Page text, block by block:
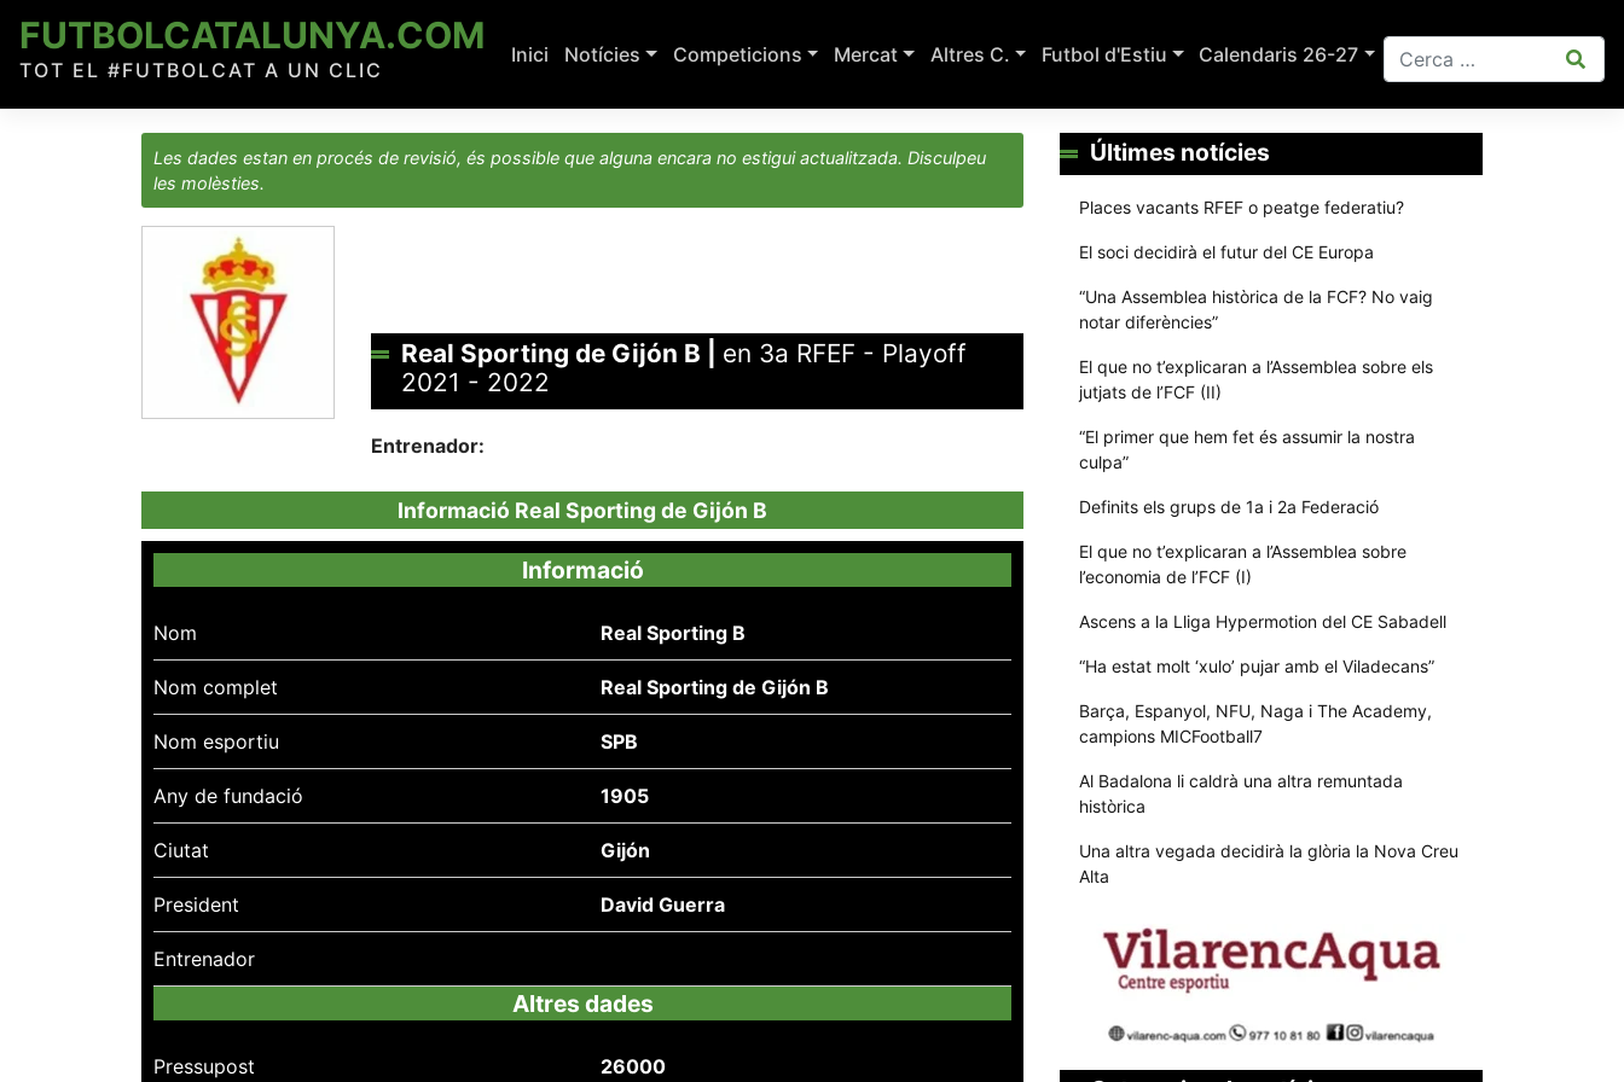
content
FUTBOLCATALUNYA.COM
TOT EL #FUTBOLCAT A UN CLIC
Inici Notícies Competicions Mercat Altres C. Futbol d'Estiu Calendaris 26-27
Les dades estan en procés de revisió, és possible que alguna encara no estigui actualitzada. Disculpeu
les molèsties.
Real Sporting de Gijón B
en 3a RFEF - Playoff
2021 - 2022
Entrenador:
Informació Real Sporting de Gijón B
Informació
Nom Real Sporting B
Nom complet Real Sporting de Gijón B
Nom esportiu SPB
Any de fundació 1905
Ciutat Gijón
President David Guerra
Entrenador
Altres dades
Pressupost 26000
Últimes notícies
Places vacants RFEF o peatge federatiu?
El soci decidirà el futur del CE Europa
“Una Assemblea històrica de la FCF? No vaig
notar diferències”
El que no t’explicaran a l’Assemblea sobre els
jutjats de l’FCF (II)
“El primer que hem fet és assumir la nostra
culpa”
Definits els grups de 1a i 2a Federació
El que no t’explicaran a l’Assemblea sobre
l’economia de l’FCF (I)
Ascens a la Lliga Hypermotion del CE Sabadell
“Ha estat molt ‘xulo’ pujar amb el Viladecans”
Barça, Espanyol, NFU, Naga i The Academy,
campions MICFootball7
Al Badalona li caldrà una altra remuntada
històrica
Una altra vegada decidirà la glòria la Nova Creu
Alta
Aquestes
són